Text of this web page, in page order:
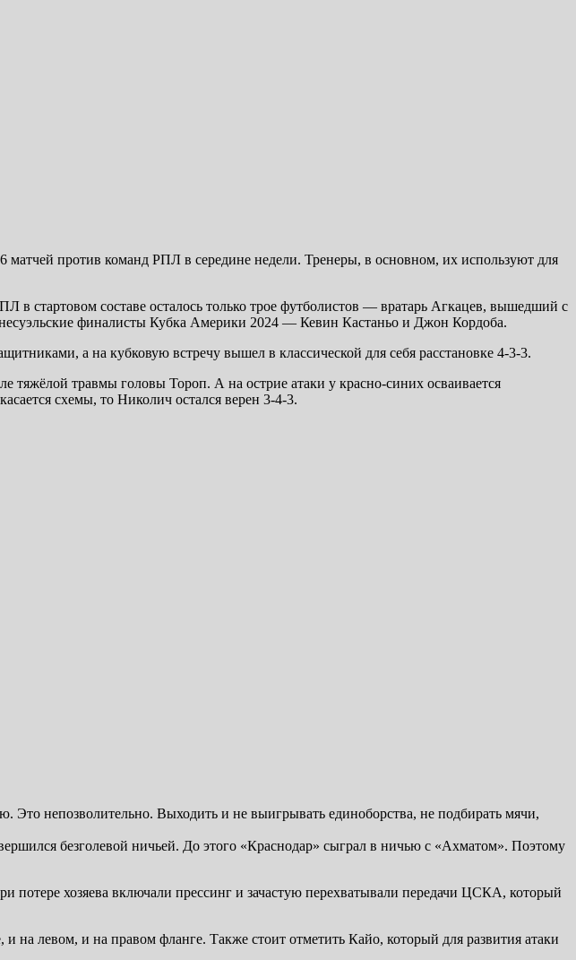
против команд РПЛ в середине недели. Тренеры, в основном, их используют для
стартовом составе осталось только трое футболистов — вратарь Агкацев, вышедший с
финалисты Кубка Америки 2024 — Кевин Кастаньо и Джон Кордоба.
а на кубковую встречу вышел в классической для себя расстановке 4-3-3.
травмы головы Тороп. А на острие атаки у красно-синих осваивается
схемы, то Николич остался верен 3-4-3.
непозволительно. Выходить и не выигрывать единоборства, не подбирать мячи,
безголевой ничьей. До этого «Краснодар» сыграл в ничью с «Ахматом». Поэтому
потере хозяева включали прессинг и зачастую перехватывали передачи ЦСКА, который
на левом, и на правом фланге. Также стоит отметить Кайо, который для развития атаки